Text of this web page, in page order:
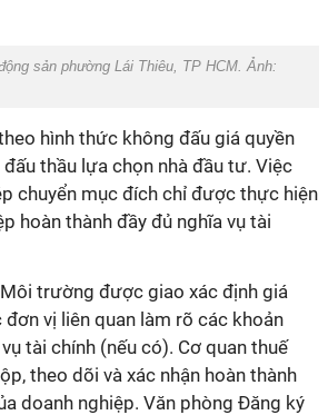
sản phường Lái Thiêu, TP HCM. Ảnh:
hình thức không đấu giá quyền
thầu lựa chọn nhà đầu tư. Việc
chuyển mục đích chỉ được thực hiện
hoàn thành đầy đủ nghĩa vụ tài
trường được giao xác định giá
vị liên quan làm rõ các khoản
tài chính (nếu có). Cơ quan thuế
theo dõi và xác nhận hoàn thành
doanh nghiệp. Văn phòng Đăng ký